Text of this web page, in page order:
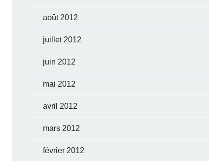
août 2012
juillet 2012
juin 2012
mai 2012
avril 2012
mars 2012
février 2012